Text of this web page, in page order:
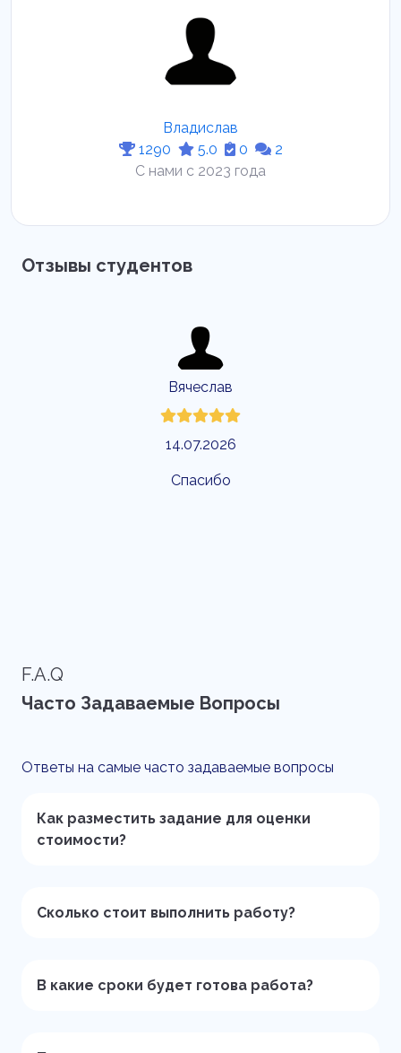
Владислав
1290
5.0 0
2
С нами с 2023 года
Отзывы студентов
Вячеслав
14.07.2026
Спасибо
F.A.Q
Часто Задаваемые Вопросы
Ответы на самые часто задаваемые вопросы
Как разместить задание для оценки
стоимости?
Сколько стоит выполнить работу?
В какие сроки будет готова работа?